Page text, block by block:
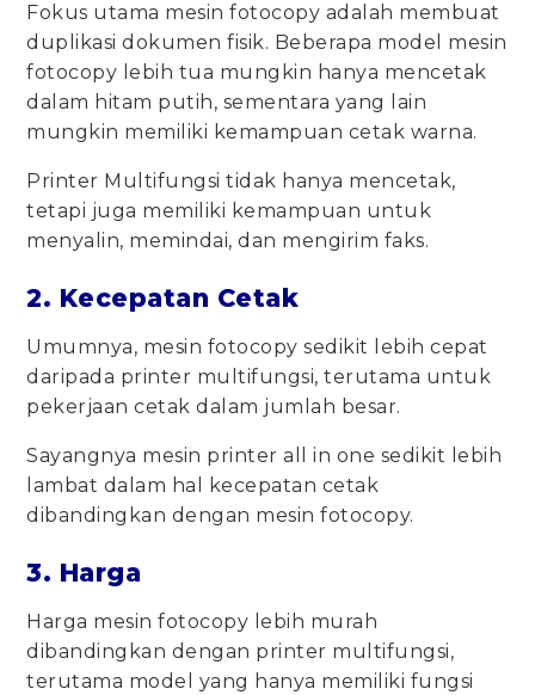
Fokus utama mesin fotocopy adalah membuat
duplikasi dokumen fisik. Beberapa model mesin
fotocopy lebih tua mungkin hanya mencetak
dalam hitam putih, sementara yang lain
mungkin memiliki kemampuan cetak warna.
Printer Multifungsi tidak hanya mencetak,
tetapi juga memiliki kemampuan untuk
menyalin, memindai, dan mengirim faks.
2. Kecepatan Cetak
Umumnya, mesin fotocopy sedikit lebih cepat
daripada printer multifungsi, terutama untuk
pekerjaan cetak dalam jumlah besar.
Sayangnya mesin printer all in one sedikit lebih
lambat dalam hal kecepatan cetak
dibandingkan dengan mesin fotocopy.
3. Harga
Harga mesin fotocopy lebih murah
dibandingkan dengan printer multifungsi,
terutama model yang hanya memiliki fungsi